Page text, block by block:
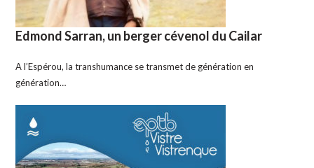
Edmond Sarran, un berger cévenol du Cailar
A l’Espérou, la transhumance se transmet de génération en
génération…